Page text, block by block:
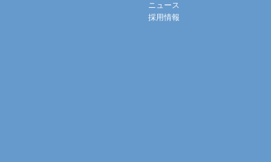
ニュース
採用情報